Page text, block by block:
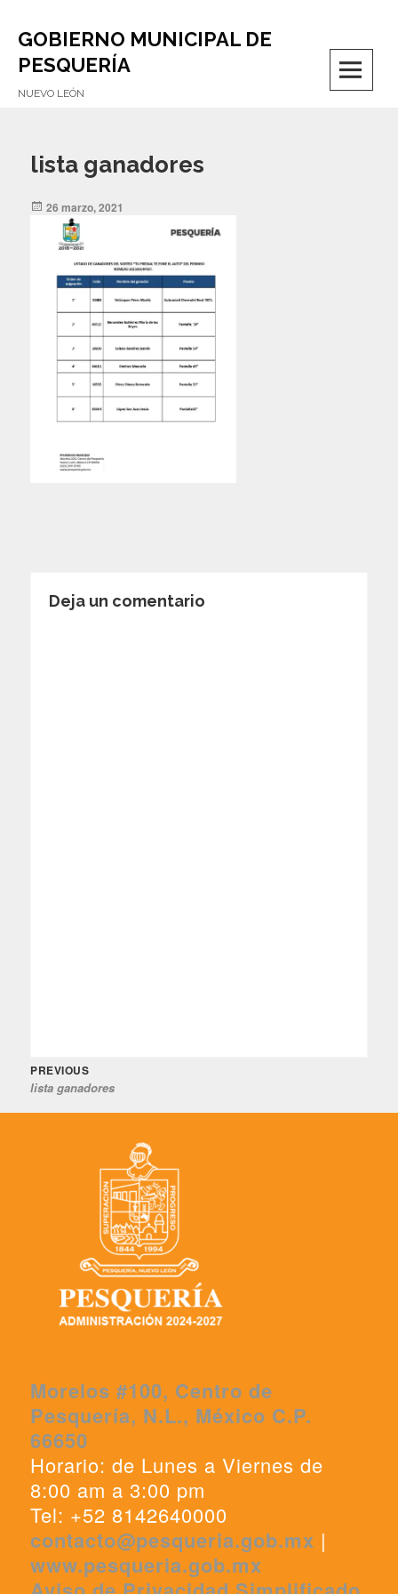
GOBIERNO MUNICIPAL DE
PESQUERÍA
NUEVO LEÓN
lista ganadores
Posted
26 marzo, 2021
Deja un comentario
Navegación
de
entradas
PREVIOUSPrevious
post:
lista ganadores
Morelos #100, Centro de
Pesquería, N.L., México C.P.
66650
Horario: de Lunes a Viernes de
8:00 am a 3:00 pm
Tel: +52 8142640000
contacto@pesqueria.gob.mx |
www.pesqueria.gob.mx